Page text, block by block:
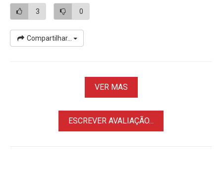
3 0
Compartilhar...
VER MAS
ESCREVER AVALIAÇÃO...